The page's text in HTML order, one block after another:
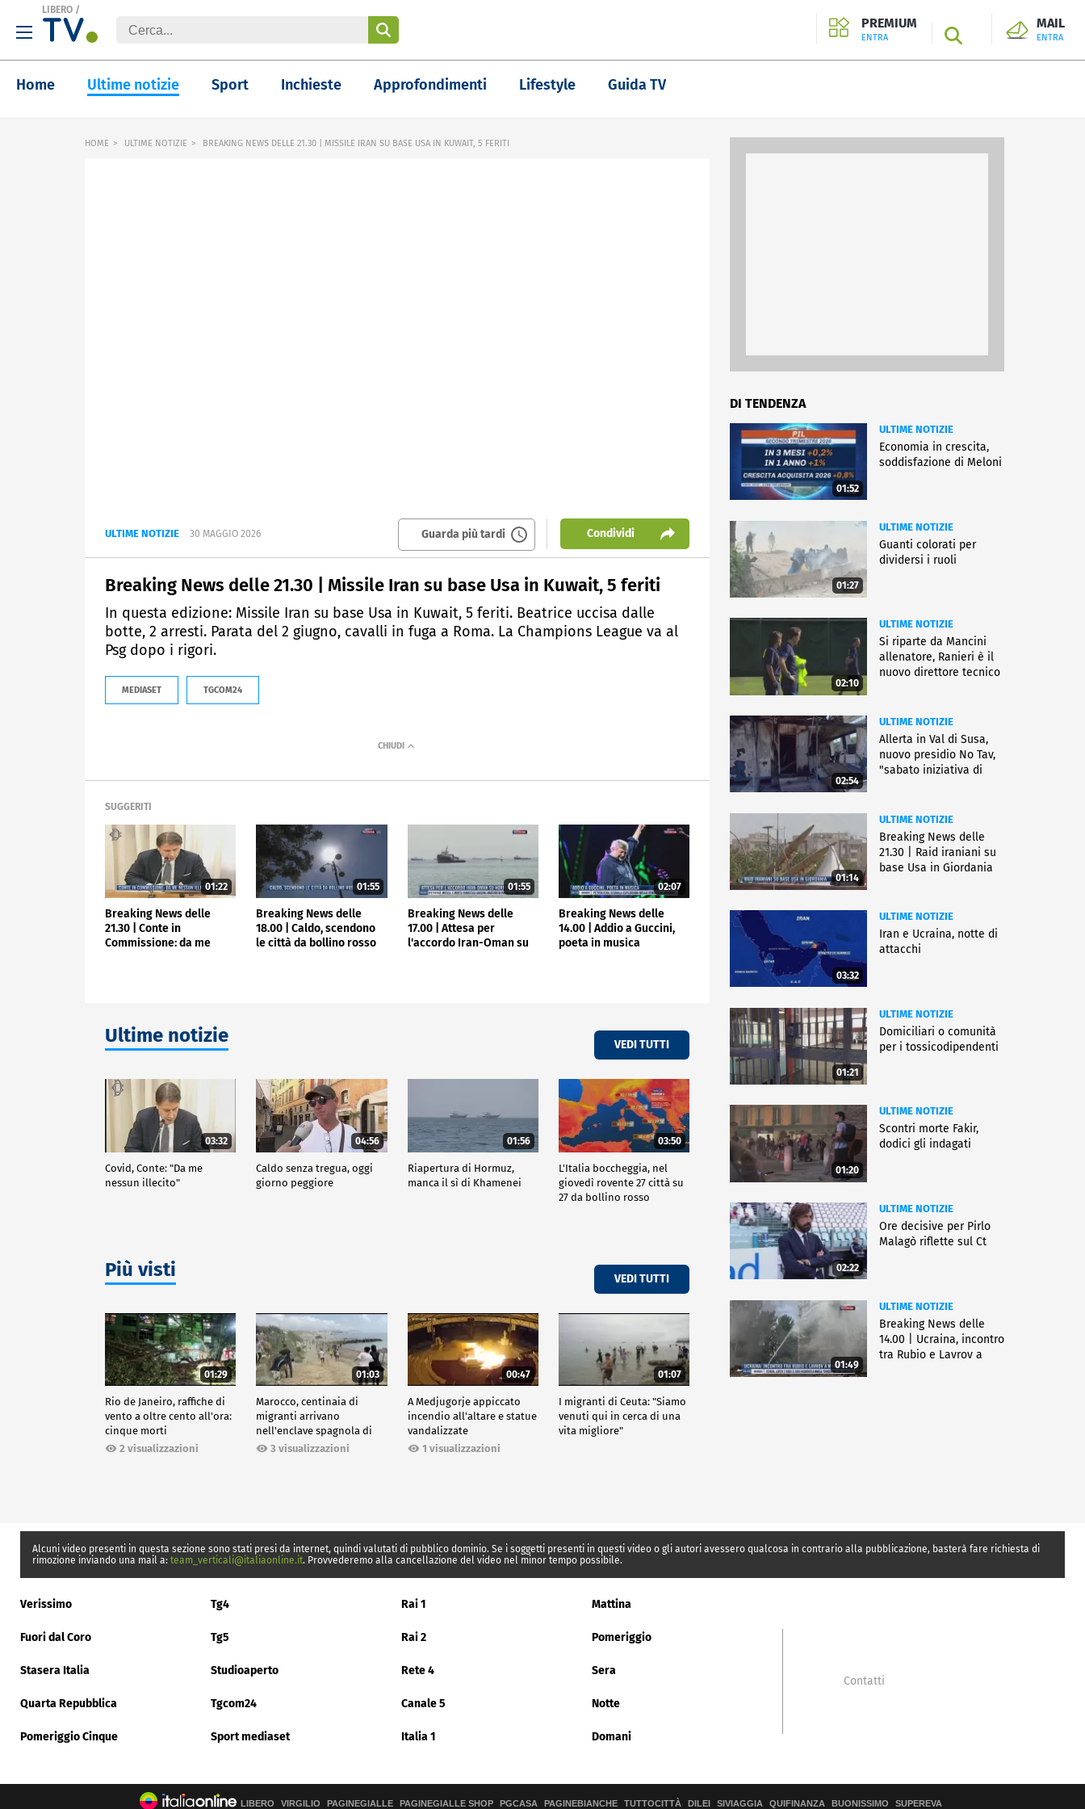
LIBERO /
PREMIUM
ENTRA SEARCH
MAIL
ENTRA
Home Ultime notizie Sport Inchieste Approfondimenti Lifestyle Guida TV
HOME ULTIME NOTIZIE BREAKING NEWS DELLE 21.30 | MISSILE IRAN SU BASE USA IN KUWAIT, 5 FERITI
ULTIME NOTIZIE 30 MAGGIO 2026 Guarda più tardi Condividi
Breaking News delle 21.30 | Missile Iran su base Usa in Kuwait, 5 feriti
In questa edizione: Missile Iran su base Usa in Kuwait, 5 feriti. Beatrice uccisa dalle
botte, 2 arresti. Parata del 2 giugno, cavalli in fuga a Roma. La Champions League va al
Psg dopo i rigori.
MEDIASET TGCOM24
SUGGERITI
01:22
Breaking News delle
21.30 | Conte in
Commissione: da me
01:55
Breaking News delle
18.00 | Caldo, scendono
le città da bollino rosso
01:55
Breaking News delle
17.00 | Attesa per
l'accordo Iran-Oman su
02:07
Breaking News delle
14.00 | Addio a Guccini,
poeta in musica
Ultime notizie VEDI TUTTI
03:32
Covid, Conte: "Da me
nessun illecito"
04:56
Caldo senza tregua, oggi
giorno peggiore
01:56
Riapertura di Hormuz,
manca il sì di Khamenei
03:50
L'Italia boccheggia, nel
giovedì rovente 27 città su
27 da bollino rosso
Più visti VEDI TUTTI
01:29
Rio de Janeiro, raffiche di
vento a oltre cento all'ora:
cinque morti
2 visualizzazioni
01:03
Marocco, centinaia di
migranti arrivano
nell'enclave spagnola di
Ceuta3 visualizzazioni
00:47
A Medjugorje appiccato
incendio all'altare e statue
vandalizzate
1 visualizzazioni
01:07
I migranti di Ceuta: "Siamo
venuti qui in cerca di una
vita migliore"
DI TENDENZA
01:52
ULTIME NOTIZIE
Economia in crescita,
soddisfazione di Meloni
01:27
ULTIME NOTIZIE
Guanti colorati per
dividersi i ruoli
02:10
ULTIME NOTIZIE
Si riparte da Mancini
allenatore, Ranieri è il
nuovo direttore tecnico
02:54
ULTIME NOTIZIE
Allerta in Val di Susa,
nuovo presidio No Tav,
"sabato iniziativa di
01:14
ULTIME NOTIZIE
Breaking News delle
21.30 | Raid iraniani su
base Usa in Giordania
03:32
ULTIME NOTIZIE
Iran e Ucraina, notte di
attacchi
01:21
ULTIME NOTIZIE
Domiciliari o comunità
per i tossicodipendenti
01:20
ULTIME NOTIZIE
Scontri morte Fakir,
dodici gli indagati
02:22
ULTIME NOTIZIE
Ore decisive per Pirlo
Malagò riflette sul Ct
01:49
ULTIME NOTIZIE
Breaking News delle
14.00 | Ucraina, incontro
tra Rubio e Lavrov a
Alcuni video presenti in questa sezione sono stati presi da internet, quindi valutati di pubblico dominio. Se i soggetti presenti in questi video o gli autori avessero qualcosa in contrario alla pubblicazione, basterà fare richiesta di
rimozione inviando una mail a: team_verticali@italiaonline.it. Provvederemo alla cancellazione del video nel minor tempo possibile.
Verissimo Tg4 Rai 1 Mattina
Fuori dal Coro Tg5 Rai 2 Pomeriggio
Stasera Italia Studioaperto Rete 4 Sera
Quarta Repubblica Tgcom24 Canale 5 Notte
Pomeriggio Cinque Sport mediaset Italia 1 Domani
Contatti
LIBERO VIRGILIO PAGINEGIALLE PAGINEGIALLE SHOP PGCASA PAGINEBIANCHE TUTTOCITTÀ DILEI SIVIAGGIA QUIFINANZA BUONISSIMO SUPEREVA